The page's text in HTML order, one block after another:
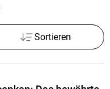
Sortieren